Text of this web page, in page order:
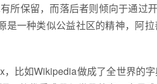
所保留，而落后者则倾向于通过
是一种类似公益社区的精神，阿
比如Wikipedia做成了全世界的